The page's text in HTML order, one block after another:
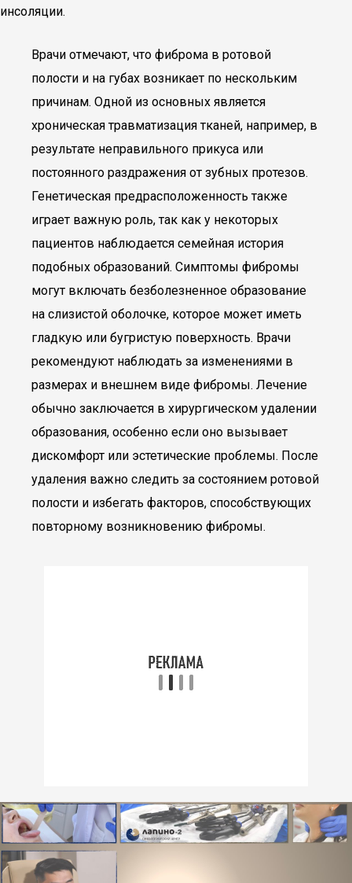
инсоляции.
Врачи отмечают, что фиброма в ротовой
полости и на губах возникает по нескольким
причинам. Одной из основных является
хроническая травматизация тканей, например, в
результате неправильного прикуса или
постоянного раздражения от зубных протезов.
Генетическая предрасположенность также
играет важную роль, так как у некоторых
пациентов наблюдается семейная история
подобных образований. Симптомы фибромы
могут включать безболезненное образование
на слизистой оболочке, которое может иметь
гладкую или бугристую поверхность. Врачи
рекомендуют наблюдать за изменениями в
размерах и внешнем виде фибромы. Лечение
обычно заключается в хирургическом удалении
образования, особенно если оно вызывает
дискомфорт или эстетические проблемы. После
удаления важно следить за состоянием ротовой
полости и избегать факторов, способствующих
повторному возникновению фибромы.